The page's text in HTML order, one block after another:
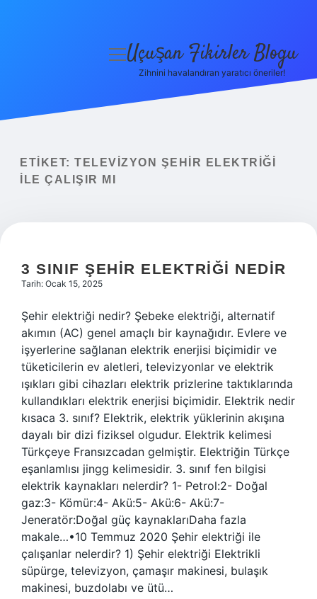
Yasal Uyarı
menüyü
Uçuşan Fikirler Blogu
Zihnini havalandıran yaratıcı öneriler!
ETIKET: TELEVIZYON ŞEHIR ELEKTRIĞI
ILE ÇALIŞIR MI
3 SINIF ŞEHIR ELEKTRIĞI NEDIR
Tarih: Ocak 15, 2025
Şehir elektriği nedir? Şebeke elektriği, alternatif
akımın (AC) genel amaçlı bir kaynağıdır. Evlere ve
işyerlerine sağlanan elektrik enerjisi biçimidir ve
tüketicilerin ev aletleri, televizyonlar ve elektrik
ışıkları gibi cihazları elektrik prizlerine taktıklarında
kullandıkları elektrik enerjisi biçimidir. Elektrik nedir
kısaca 3. sınıf? Elektrik, elektrik yüklerinin akışına
dayalı bir dizi fiziksel olgudur. Elektrik kelimesi
Türkçeye Fransızcadan gelmiştir. Elektriğin Türkçe
eşanlamlısı jingg kelimesidir. 3. sınıf fen bilgisi
elektrik kaynakları nelerdir? 1- Petrol:2- Doğal
gaz:3- Kömür:4- Akü:5- Akü:6- Akü:7-
Jeneratör:Doğal güç kaynaklarıDaha fazla
makale…•10 Temmuz 2020 Şehir elektriği ile
çalışanlar nelerdir? 1) Şehir elektriği Elektrikli
süpürge, televizyon, çamaşır makinesi, bulaşık
makinesi, buzdolabı ve ütü…